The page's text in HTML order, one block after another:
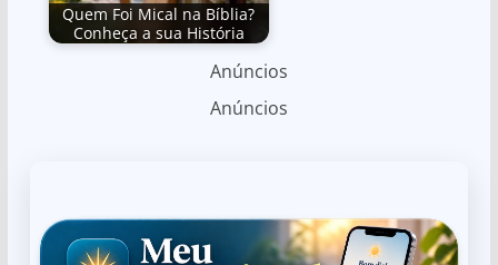
Quem Foi Mical na Bíblia?
Conheça a sua História
Anúncios
Anúncios